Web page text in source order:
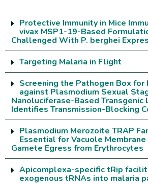
Protective Immunity in Mice
vivax MSP1-19-Based
Challenged With P. berghei
Targeting Malaria in Flight
Screening the Pathogen Box
against Plasmodium Sexual
Nanoluciferase-Based Transgenic
Identifies Transmission-Blocking
Plasmodium Merozoite TRAP
Essential for Vacuole
Gamete Egress from Erythrocytes
Apicomplexa-specific tRip
exogenous tRNAs into malaria